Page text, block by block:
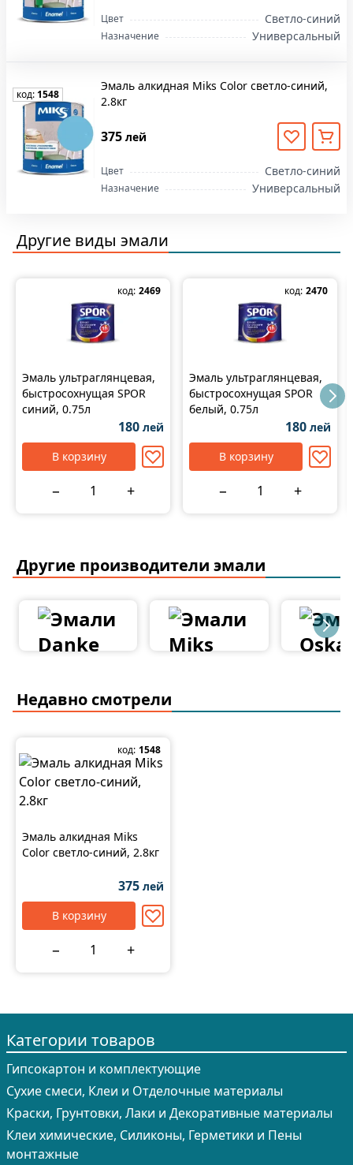
подходит для строительных проектов, этот товар
доступен для заказа онлайн. Закажите онлайн на
Цвет Светло-синий
Назначение Универсальный
код:1548
Эмаль алкидная Miks Color светло-синий,
2.8кг
375 лей
Цвет Светло-синий
Назначение Универсальный
Другие виды эмали
код: 2469
Эмаль ультраглянцевая,
быстросохнущая SPOR
синий, 0.75л
180 лей
В корзину
− +
код: 2470
Эмаль ультраглянцевая,
быстросохнущая SPOR
белый, 0.75л
180 лей
В корзину
− +
Другие производители эмали
Недавно смотрели
код: 1548
Эмаль алкидная Miks
Color светло-синий, 2.8кг
375 лей
В корзину
− +
Категории товаров
Гипсокартон и комплектующие
Сухие смеси, Клеи и Отделочные материалы
Краски, Грунтовки, Лаки и Декоративные материалы
Клеи химические, Силиконы, Герметики и Пены
монтажные